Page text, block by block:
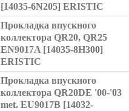
[14035-6N205] ERISTIC
Прокладка впускного
коллектора QR20, QR25
EN9017A [14035-8H300]
ERISTIC
Прокладка впускного
коллектора QR20DE '00-'03
met. EU9017B [14032-